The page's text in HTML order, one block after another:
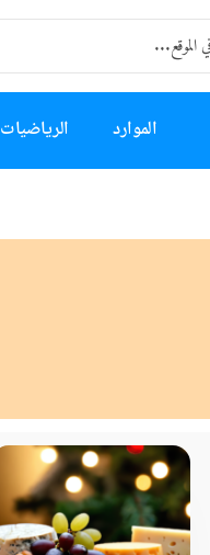
الموارد الرياضيات